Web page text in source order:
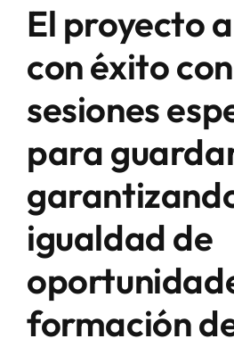
El proyecto
con éxito
sesiones
para
igualdad de
formación